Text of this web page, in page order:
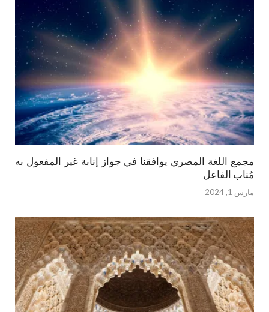
مجمع اللغة المصري يوافقنا في جواز إنابة غير المفعول به
مُناب الفاعل
مارس 1, 2024